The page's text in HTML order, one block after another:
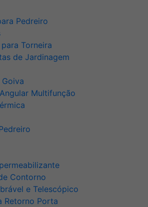
Pedreiro
Torneira
de Jardinagem
Multifunção
Contorno
e Telescópico
Retorno Porta